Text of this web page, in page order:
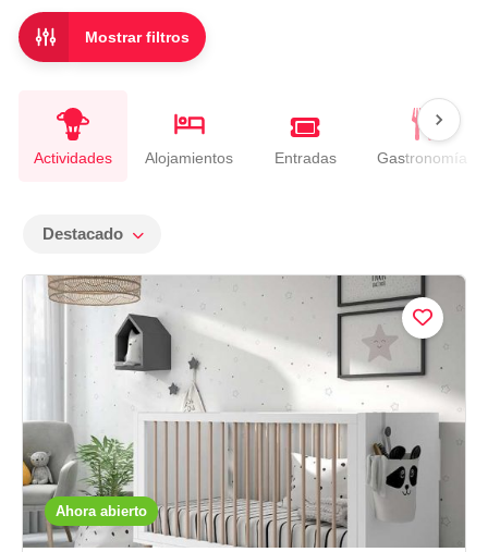
Mostrar filtros
Actividades Alojamientos Entradas Gastronomía
Destacado
Ahora abierto